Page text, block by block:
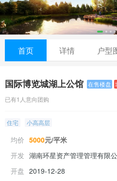
首页 详情 户型
国际博览城湖上公馆 在售楼盘
已有1人意向团购
住宅 小高高层
均价 5000元/平米
开发 湖南环星资产管理管理有限
开盘 2019-12-28